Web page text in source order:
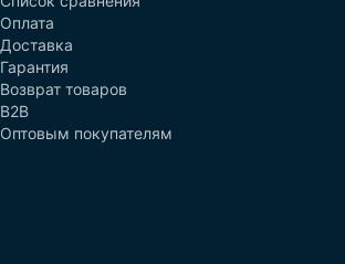
Оплата
Доставка
Гарантия
Возврат товаров
B2B
Оптовым покупателям